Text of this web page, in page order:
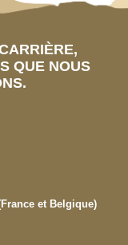
QUE NOUS
et Belgique)